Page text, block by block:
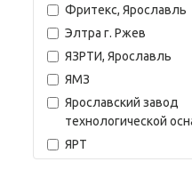
Фритекс, Ярославль
Элтра г. Ржев
ЯЗРТИ, Ярославль
ЯМЗ
Ярославский завод
технологической
ЯРТ